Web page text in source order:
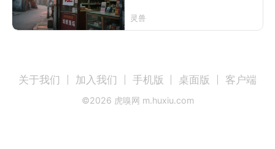
灵兽
关于我们 加入我们 手机版 桌面版 客户端
©2026 虎嗅网 m.huxiu.com